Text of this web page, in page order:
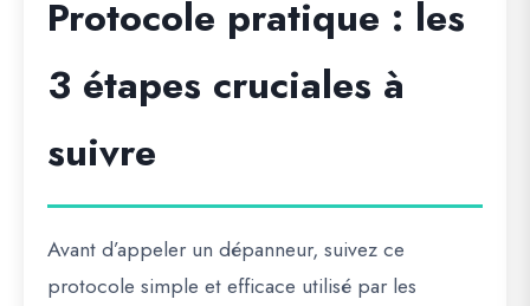
Protocole pratique : les
3 étapes cruciales à
suivre
Avant d’appeler un dépanneur, suivez ce
protocole simple et efficace utilisé par les